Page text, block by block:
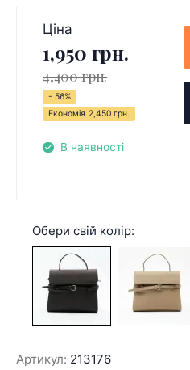
Ціна
1,950 грн.
4,400 грн.
- 56%
Економія 2,450 грн.
В наявності
Обери свій колір:
Артикул: 213176